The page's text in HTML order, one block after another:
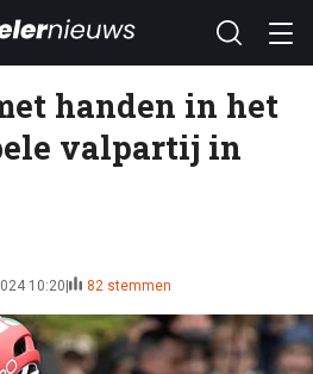
handen in het
valpartij in
10:20 82 stemmen